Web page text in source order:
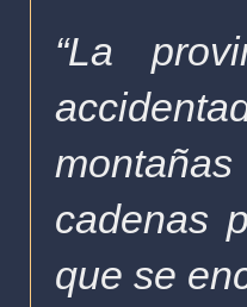
“La
cadenas
que se